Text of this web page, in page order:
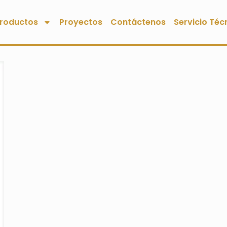
Proyectos Contáctenos Servicio